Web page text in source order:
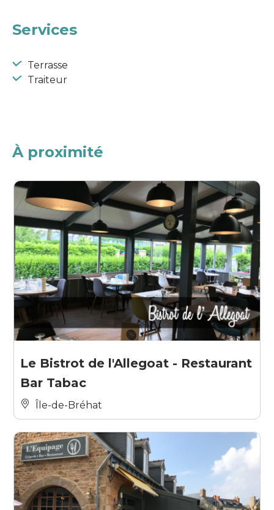
Services
Terrasse
Traiteur
À proximité
Le Bistrot de l'Allegoat - Restaurant
Bar Tabac
Île-de-Bréhat